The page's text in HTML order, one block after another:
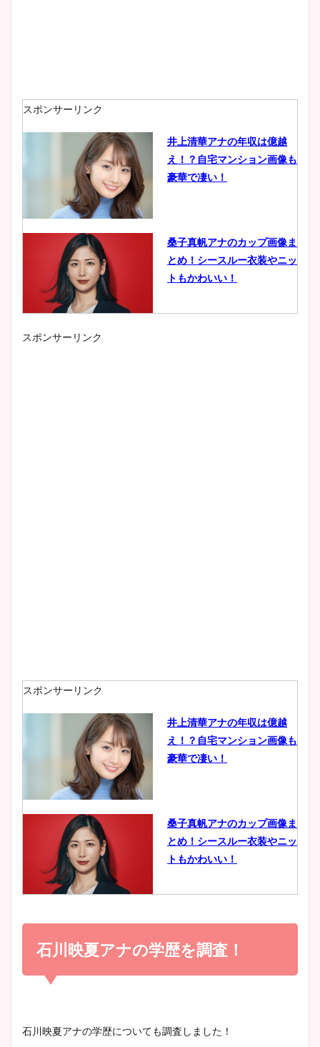
スポンサーリンク
井上清華アナの年収は億越
え！？自宅マンション画像も
豪華で凄い！
桑子真帆アナのカップ画像ま
とめ！シースルー衣装やニッ
トもかわいい！
肉も凄い！
鈴木唯の太ってた時の体重が
ヤバすぎww原因や痩せたダ
豊島実季アナのカップ画像ま
とめ！美脚や水着姿に年齢も
宇賀神メグアナのニット画像
スポンサーリンク
スポンサーリンク
井上清華アナの年収は億越
え！？自宅マンション画像も
豪華で凄い！
桑子真帆アナのカップ画像ま
とめ！シースルー衣装やニッ
トもかわいい！
小室瑛莉子のカップ画像まと
め！足が美脚でニット衣装も
かわいい！
清水麻椰アナのかわいい画
石川映夏アナの学歴を調査！
石川映夏アナの学歴についても調査しました！